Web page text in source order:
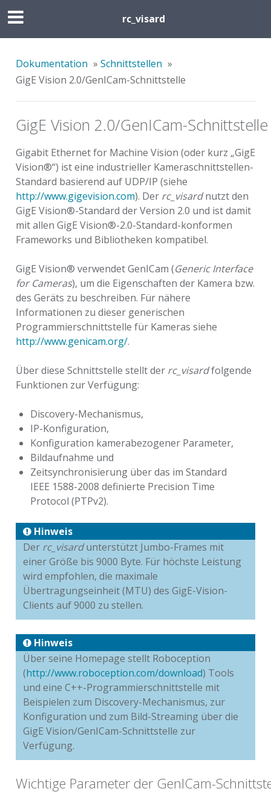
rc_visard
Dokumentation » Schnittstellen »
GigE Vision 2.0/GenICam-Schnittstelle
GigE Vision 2.0/GenICam-Schnittstelle
Gigabit Ethernet for Machine Vision (oder kurz „GigE
Vision®“) ist eine industrieller Kameraschnittstellen-
Standard basierend auf UDP/IP (siehe
http://www.gigevision.com). Der rc_visardnutzt den
GigE Vision®-Standard der Version 2.0 und ist damit
mit allen GigE Vision®-2.0-Standard-konformen
Frameworks und Bibliotheken kompatibel.
GigE Vision® verwendet GenICam (Generic Interface
for Cameras), um die Eigenschaften der Kamera bzw.
des Geräts zu beschreiben. Für nähere
Informationen zu dieser generischen
Programmierschnittstelle für Kameras siehe
http://www.genicam.org/.
Über diese Schnittstelle stellt der rc_visardfolgende
Funktionen zur Verfügung:
Discovery-Mechanismus,
IP-Konfiguration,
Konfiguration kamerabezogener Parameter,
Bildaufnahme und
Zeitsynchronisierung über das im Standard
IEEE 1588-2008 definierte Precision Time
Protocol (PTPv2).
Hinweis
Der rc_visardunterstützt Jumbo-Frames mit
einer Größe bis 9000 Byte. Für höchste Leistung
wird empfohlen, die maximale
Übertragungseinheit (MTU) des GigE-Vision-
Clients auf 9000 zu stellen.
Hinweis
Über seine Homepage stellt Roboception
(http://www.roboception.com/download) Tools
und eine C++-Programmierschnittstelle mit
Beispielen zum Discovery-Mechanismus, zur
Konfiguration und zum Bild-Streaming über die
GigE Vision/GenICam-Schnittstelle zur
Verfügung.
Wichtige Parameter der GenICam-